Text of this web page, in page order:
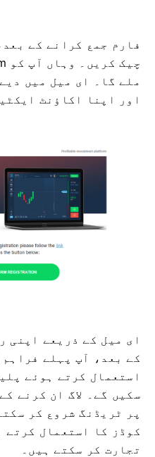
فارم جمع کرانے کے
ملے گا۔ ای میل میں
اور اپنا اکاؤنٹ
ای میل کے ذریعے اپنی
کے بعد، آپ پہلے
استعمال کرتے ہوئے
سکیں گے۔ لاگ ان کرنے
پر ٹریڈنگ شروع کر
کوڈز کا استعمال کرتے
تجارت کر سکتے ہیں۔